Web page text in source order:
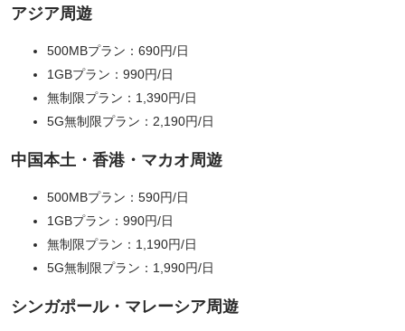
アジア周遊
500MBプラン：690円/日
1GBプラン：990円/日
無制限プラン：1,390円/日
5G無制限プラン：2,190円/日
中国本土・香港・マカオ周遊
500MBプラン：590円/日
1GBプラン：990円/日
無制限プラン：1,190円/日
5G無制限プラン：1,990円/日
シンガポール・マレーシア周遊